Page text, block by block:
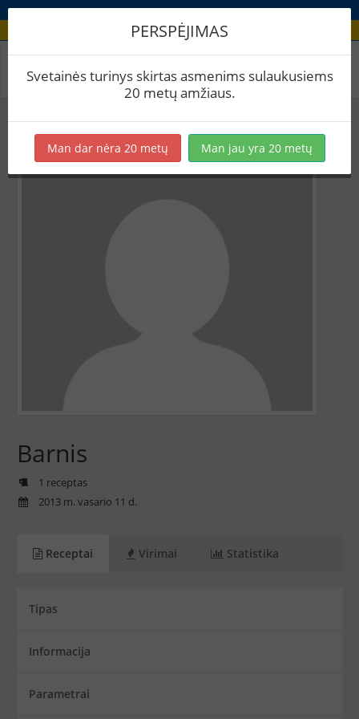
Aludario paskyra
Barnis
1 receptas
2013 m. vasario 11 d.
Receptai Virimai Statistika
Tipas
Informacija
Parametrai
PERSPĖJIMAS
Svetainės turinys skirtas asmenims sulaukusiems
20 metų amžiaus.
Man dar nėra 20 metų Man jau yra 20 metų